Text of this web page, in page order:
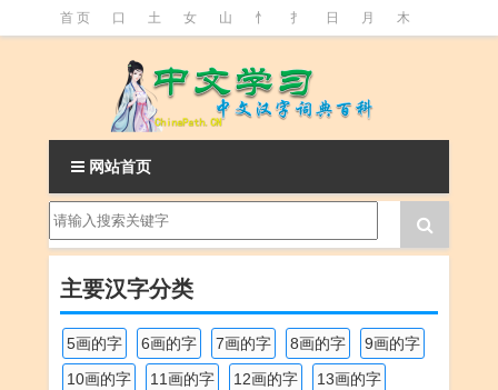
首 页 口 土 女 山 忄 扌 日 月 木
魚
网站首页
主要汉字分类
5画的字 6画的字 7画的字 8画的字
9画的字
10画的字
11画的字 12画的字
13画的字